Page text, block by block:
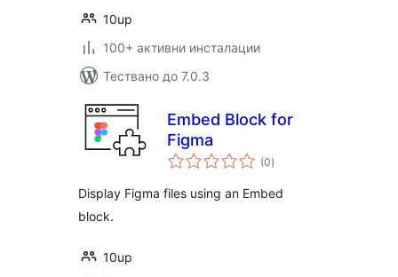
10up
100+ активни инсталации
Тествано до 7.0.3
Embed Block for
Figma
(0общо
оценки
)
Display Figma files using an Embed
block.
10up